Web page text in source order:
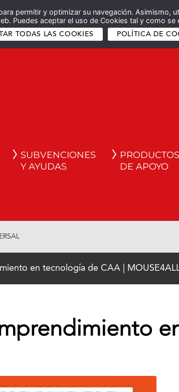
permitir y optimizar su navegación. Asimismo,
Puedes aceptar el uso de Cookies tal y como se
TODAS LAS COOKIES POLÍTICA DE
SUBVENCIONES
Y AYUDAS
PRODUCTOS
DE APOYO
en tecnología de CAA |